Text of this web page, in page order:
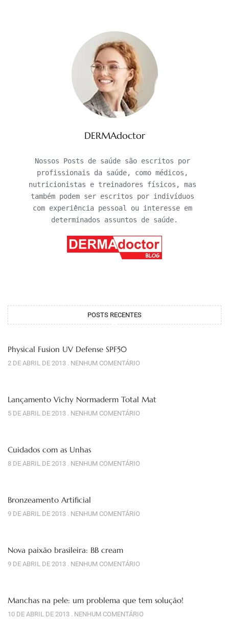
DERMAdoctor
Nossos Posts de saúde são escritos por
profissionais da saúde, como médicos,
nutricionistas e treinadores físicos, mas
também podem ser escritos por indivíduos
com experiência pessoal ou interesse em
determinados assuntos de saúde.
POSTS RECENTES
Physical Fusion UV Defense SPF50
2 DE ABRIL DE 2013 NENHUM COMENTÁRIO
Lançamento Vichy Normaderm Total Mat
5 DE ABRIL DE 2013 NENHUM COMENTÁRIO
Cuidados com as Unhas
8 DE ABRIL DE 2013 NENHUM COMENTÁRIO
Bronzeamento Artificial
9 DE ABRIL DE 2013 NENHUM COMENTÁRIO
Nova paixão brasileira: BB cream
9 DE ABRIL DE 2013 NENHUM COMENTÁRIO
Manchas na pele: um problema que tem solução!
10 DE ABRIL DE 2013 NENHUM COMENTÁRIO